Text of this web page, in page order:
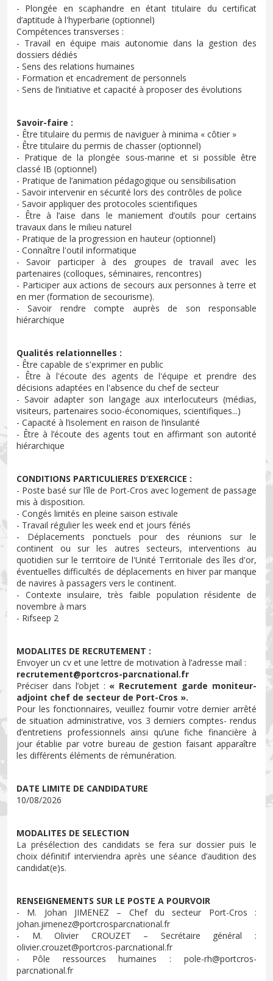
- Plongée en scaphandre en étant titulaire du certificat
d’aptitude à l'hyperbarie (optionnel)
Compétences transverses :
- Travail en équipe mais autonomie dans la gestion des
dossiers dédiés
- Sens des relations humaines
- Formation et encadrement de personnels
- Sens de l’initiative et capacité à proposer des évolutions
Savoir-faire :
- Être titulaire du permis de naviguer à minima « côtier »
- Être titulaire du permis de chasser (optionnel)
- Pratique de la plongée sous-marine et si possible être
classé IB (optionnel)
- Pratique de l’animation pédagogique ou sensibilisation
- Savoir intervenir en sécurité lors des contrôles de police
- Savoir appliquer des protocoles scientifiques
- Être à l’aise dans le maniement d’outils pour certains
travaux dans le milieu naturel
- Pratique de la progression en hauteur (optionnel)
- Connaître l'outil informatique
- Savoir participer à des groupes de travail avec les
partenaires (colloques, séminaires, rencontres)
- Participer aux actions de secours aux personnes à terre et
en mer (formation de secourisme).
- Savoir rendre compte auprès de son responsable
hiérarchique
Qualités relationnelles :
- Être capable de s'exprimer en public
- Être à l'écoute des agents de l'équipe et prendre des
décisions adaptées en l'absence du chef de secteur
- Savoir adapter son langage aux interlocuteurs (médias,
visiteurs, partenaires socio-économiques, scientifiques...)
- Capacité à l’isolement en raison de l’insularité
- Être à l’écoute des agents tout en affirmant son autorité
hiérarchique
CONDITIONS PARTICULIERES D’EXERCICE :
- Poste basé sur l’île de Port-Cros avec logement de passage
mis à disposition.
- Congés limités en pleine saison estivale
- Travail régulier les week end et jours fériés
- Déplacements ponctuels pour des réunions sur le
continent ou sur les autres secteurs, interventions au
quotidien sur le territoire de l'Unité Territoriale des îles d'or,
éventuelles difficultés de déplacements en hiver par manque
de navires à passagers vers le continent.
- Contexte insulaire, très faible population résidente de
novembre à mars
- Rifseep 2
MODALITES DE RECRUTEMENT :
Envoyer un cv et une lettre de motivation à l’adresse mail :
recrutement@portcros-parcnational.fr
Préciser dans l’objet : « Recrutement garde moniteur-
adjoint chef de secteur de Port-Cros ».
Pour les fonctionnaires, veuillez fournir votre dernier arrêté
de situation administrative, vos 3 derniers comptes- rendus
d’entretiens professionnels ainsi qu’une fiche financière à
jour établie par votre bureau de gestion faisant apparaître
les différents éléments de rémunération.
DATE LIMITE DE CANDIDATURE
10/08/2026
MODALITES DE SELECTION
La présélection des candidats se fera sur dossier puis le
choix définitif interviendra après une séance d’audition des
candidat(e)s.
RENSEIGNEMENTS SUR LE POSTE A POURVOIR
- M. Johan JIMENEZ – Chef du secteur Port-Cros :
johan.jimenez@portcrosparcnational.fr
- M. Olivier CROUZET – Secrétaire général :
olivier.crouzet@portcros-parcnational.fr
- Pôle ressources humaines : pole-rh@portcros-
parcnational.fr